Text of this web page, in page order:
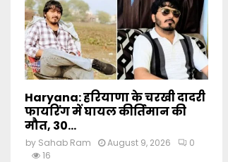
Haryana: हरियाणा के चरखी दादरी
फायरिंग में घायल कीर्तिमान की
मौत, 30...
by Sahab Ram August 9, 2026
0
16